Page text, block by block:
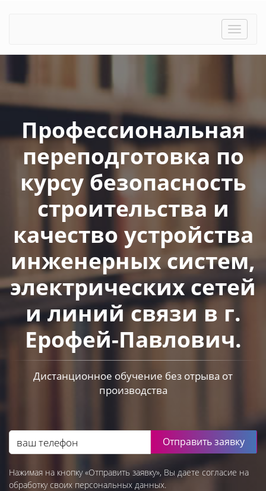
Toggle
Профессиональная
переподготовка по
курсу безопасность
строительства и
качество устройства
инженерных систем,
электрических сетей
и линий связи в г.
Ерофей-Павлович.
Дистанционное обучение без отрыва от
производства
Отправить заявку
Нажимая на кнопку «Отправить заявку», Вы даете согласие на
обработку своих персональных данных.